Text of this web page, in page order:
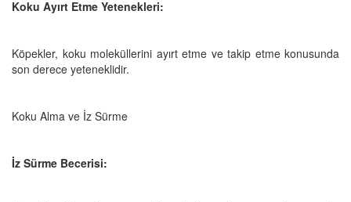
Koku Ayırt Etme Yetenekleri:
Köpekler, koku moleküllerini ayırt etme ve takip etme konusunda
son derece yeteneklidir.
Koku Alma ve İz Sürme
İz Sürme Becerisi: